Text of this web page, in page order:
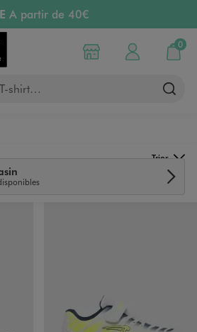
A partir de 40€
OFFERTE
en magasin
30 jours
shirt…
Choisir mon magasin
Mon compte
0
Mon
Trier